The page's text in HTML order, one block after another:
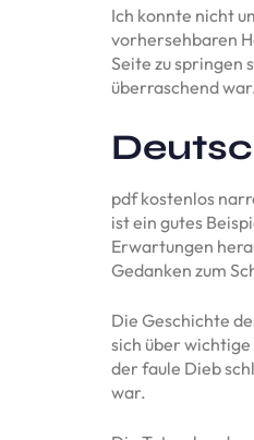
Ich konnte nicht
vorhersehbaren
Seite zu springen
überraschend war.
pdf kostenlos
ist ein gutes
Erwartungen
Gedanken zum
Die Geschichte
sich über
der faule Dieb
war.